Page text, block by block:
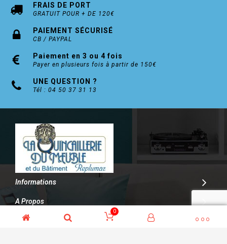
FRAIS DE PORT
GRATUIT POUR + DE 120€
PAIEMENT SÉCURISÉ
CB / PAYPAL
Paiement en 3 ou 4 fois
Payer en plusieurs fois à partir de 150€
UNE QUESTION ?
Tél : 04 50 37 31 13
Informations
A Propos
Contact
0